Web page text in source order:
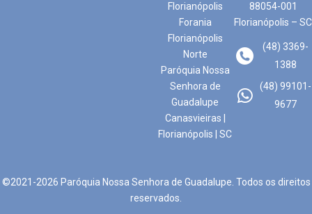
Florianópolis
Forania
Florianópolis
Norte
Paróquia Nossa
Senhora de
Guadalupe
Canasvieiras |
Florianópolis | SC
88054-001
Florianópolis – SC
(48) 3369-
1388
(48) 99101-
9677
©2021-2026 Paróquia Nossa Senhora de Guadalupe. Todos os direitos
reservados.